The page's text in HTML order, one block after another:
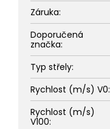
Záruka:
Doporučená
značka:
Typ střely:
Rychlost (m/s) V0:
Rychlost (m/s)
V100: